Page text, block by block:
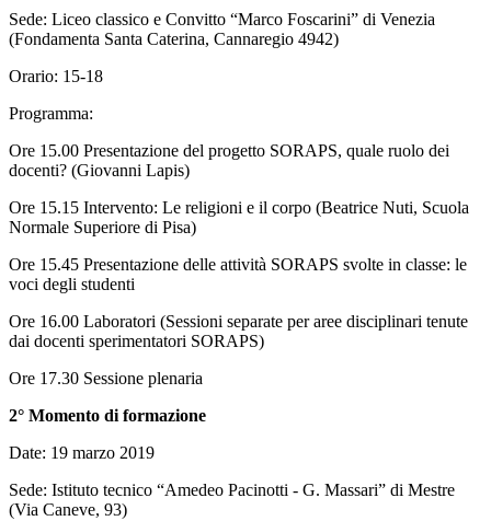
Sede: Liceo classico e Convitto “Marco Foscarini” di Venezia
(Fondamenta Santa Caterina, Cannaregio 4942)
Orario: 15-18
Programma:
Ore 15.00 Presentazione del progetto SORAPS, quale ruolo dei
docenti? (Giovanni Lapis)
Ore 15.15 Intervento: Le religioni e il corpo (Beatrice Nuti, Scuola
Normale Superiore di Pisa)
Ore 15.45 Presentazione delle attività SORAPS svolte in classe: le
voci degli studenti
Ore 16.00 Laboratori (Sessioni separate per aree disciplinari tenute
dai docenti sperimentatori SORAPS)
Ore 17.30 Sessione plenaria
2° Momento di formazione
Date: 19 marzo 2019
Sede: Istituto tecnico “Amedeo Pacinotti - G. Massari” di Mestre
(Via Caneve, 93)